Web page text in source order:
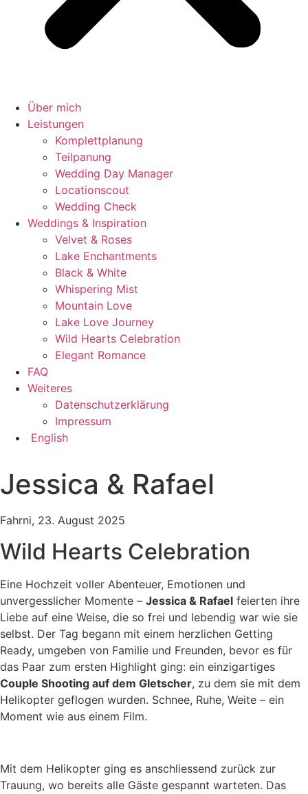
Über mich
Leistungen
Komplettplanung
Teilpanung
Wedding Day Manager
Locationscout
Wedding Check
Weddings & Inspiration
Velvet & Roses
Lake Enchantments
Black & White
Whispering Mist
Mountain Love
Lake Love Journey
Wild Hearts Celebration
Elegant Romance
FAQ
Weiteres
Datenschutzerklärung
Impressum
English
Jessica & Rafael
Fahrni, 23. August 2025
Wild Hearts Celebration
Eine Hochzeit voller Abenteuer, Emotionen und
unvergesslicher Momente – Jessica & Rafael feierten ihre
Liebe auf eine Weise, die so frei und lebendig war wie sie
selbst. Der Tag begann mit einem herzlichen Getting
Ready, umgeben von Familie und Freunden, bevor es für
das Paar zum ersten Highlight ging: ein einzigartiges
Couple Shooting auf dem Gletscher, zu dem sie mit dem
Helikopter geflogen wurden. Schnee, Ruhe, Weite – ein
Moment wie aus einem Film.
Mit dem Helikopter ging es anschliessend zurück zur
Trauung, wo bereits alle Gäste gespannt warteten. Das